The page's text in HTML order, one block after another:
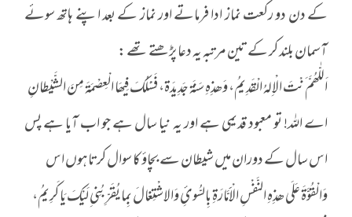
کے دن دو رکعت نماز ادا فرماتے اور نماز کے بعد اپنے ہاتھ سوئے
آسمان بلند کر کے تین مرتبہ یہ دعا پڑھتے تھے :
اَللّٰھُمَّ َنْتَ الْاِلہُ الْقَدِیمُ، وَھذِہِ سَنَة جَدِیدَة، فَسَْلُکَ فِیھَا الْعِصْمَةَ مِنَ الشَّیْطانِ
اے اللہ! تو معبود قدیمی ہے اور یہ نیا سال ہے جو اب آیا ہے پس
اس سال کے دوران میں شیطان سے بچاؤ کا سوال کرتاہوں اس
وَالْقُوَّةَ عَلَی ھذِہِ النَّفْسِ الْاََمَّارَةِ بِالسُّوئِ وَالاشْتِغالَ بِما یُقَرِّبُنِی ِلَیْکَ یَا کَرِیمُ،